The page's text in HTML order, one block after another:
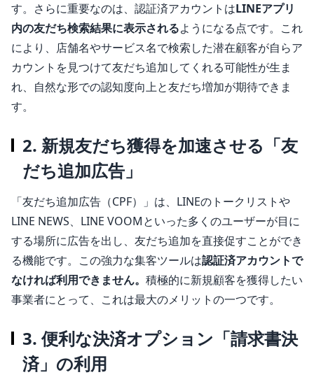
す。さらに重要なのは、認証済アカウントはLINEアプリ
内の友だち検索結果に表示されるようになる点です。これ
により、店舗名やサービス名で検索した潜在顧客が自らア
カウントを見つけて友だち追加してくれる可能性が生ま
れ、自然な形での認知度向上と友だち増加が期待できま
す。
2. 新規友だち獲得を加速させる「友
だち追加広告」
「友だち追加広告（CPF）」は、LINEのトークリストや
LINE NEWS、LINE VOOMといった多くのユーザーが目に
する場所に広告を出し、友だち追加を直接促すことができ
る機能です。この強力な集客ツールは認証済アカウントで
なければ利用できません。 積極的に新規顧客を獲得したい
事業者にとって、これは最大のメリットの一つです。
3. 便利な決済オプション「請求書決
済」の利用